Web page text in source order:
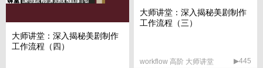
大师讲堂：深入揭秘美剧制作
工作流程（四）
大师讲堂：深入揭秘美剧制作
工作流程（三）
workflow 高阶 大师讲堂 ▶445